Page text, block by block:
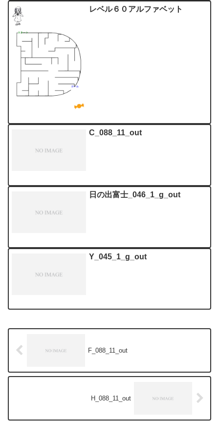
レベル６０アルファベット
C_088_11_out
日の出富士_046_1_g_out
Y_045_1_g_out
F_088_11_out
H_088_11_out